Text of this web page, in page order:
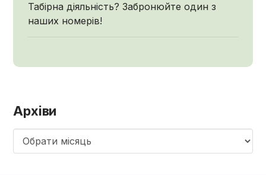
Табірна діяльність? Забронюйте один з
наших номерів!
Архіви